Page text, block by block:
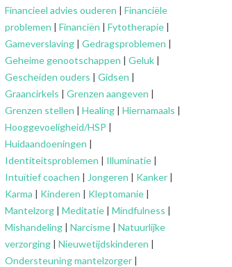
Financieel advies ouderen | Financiële
problemen | Financiën | Fytotherapie |
Gameverslaving | Gedragsproblemen |
Geheime genootschappen | Geluk |
Gescheiden ouders | Gidsen |
Graancirkels | Grenzen aangeven |
Grenzen stellen | Healing | Hiernamaals |
Hooggevoeligheid/HSP |
Huidaandoeningen |
Identiteitsproblemen | Illuminatie |
Intuïtief coachen | Jongeren | Kanker |
Karma | Kinderen | Kleptomanie |
Mantelzorg | Meditatie | Mindfulness |
Mishandeling | Narcisme | Natuurlijke
verzorging | Nieuwetijdskinderen |
Ondersteuningmantelzorger |